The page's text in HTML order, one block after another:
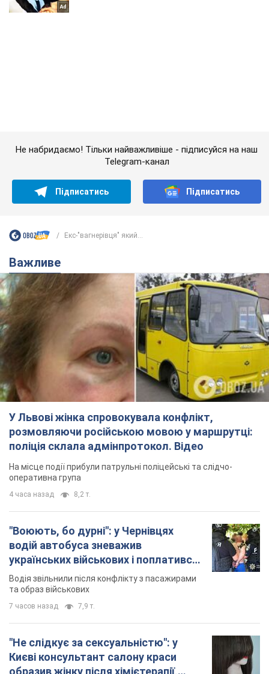
Важливе
У Львові жінка спровокувала конфлікт,
розмовляючи російською мовою у маршрутці:
поліція склала адмінпротокол. Відео
На місце події прибули патрульні поліцейські та слідчо-
оперативна група
8,2 т.
"Воюють, бо дурні": у Чернівцях
водій автобуса зневажив
українських військових і поплатився.
Відео
та образ військових
"Не слідкує за сексуальністю": у
Києві консультант салону краси
образив жінку після хімієтерапії,
розгорівся скандал. Фото
зовнішності жінки, сказавши, що вона носить
"чоловічу стрижку"
28 минут назад